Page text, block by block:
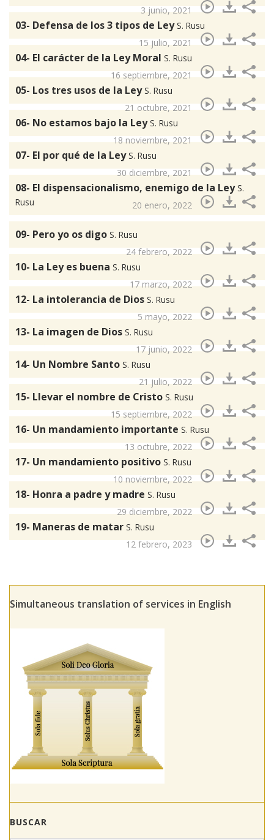
3 junio, 2021
03- Defensa de los 3 tipos de LeyS. Rusu
15 julio, 2021
04- El carácter de la Ley Moral S. Rusu
16 septiembre, 2021
05- Los tres usos de la LeyS. Rusu
21 octubre, 2021
06- No estamos bajo la LeyS. Rusu
18 noviembre, 2021
07- El por qué de la LeyS. Rusu
30 diciembre, 2021
08- El dispensacionalismo, enemigo de la LeyS.
Rusu
20 enero, 2022
09- Pero yo os digo S. Rusu
24 febrero, 2022
10- La Ley es buena S. Rusu
17 marzo, 2022
12- La intolerancia de Dios S. Rusu
5 mayo, 2022
13- La imagen de Dios S. Rusu
17 junio, 2022
14- Un Nombre Santo S. Rusu
21 julio, 2022
15- Llevar el nombre de Cristo S. Rusu
15 septiembre, 2022
16- Un mandamiento importante S. Rusu
13 octubre, 2022
17- Un mandamiento positivo S. Rusu
10 noviembre, 2022
18- Honra a padre y madre S. Rusu
29 diciembre, 2022
19- Maneras de matar S. Rusu
12 febrero, 2023
Simultaneous translation of services in English
BUSCAR